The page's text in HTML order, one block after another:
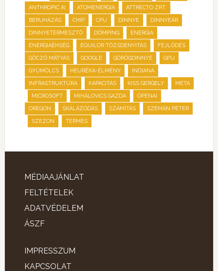
ANTHROPIC AI , ATOMENERGIA , ATTRECTO ZRT. ,
BERUHÁZÁS , CHIP , CPU , DINNYE , DINNYEÁR ,
DINNYETERMESZTŐ , DÖMPING , ENERGIA ,
ENERGIAÉHSÉG , EQUILOR TŐZSDENYITÁS , FEJLŐDÉS ,
GÖCZŐ MÁTYÁS , GOOGLE , GÖRÖGDINNYE , GPU ,
GYÜMÖLCS , HEURÉKA-ÉLMÉNY , INDIANA ,
INFRASTRUKTÚRA , KAPACITÁS , KISS GERGELY , META
, MICROSOFT , MIHÁLOVICS GAZDA , OPENAI ,
OREGON , SKÁLÁZÓDÁS , SZÁMÍTÁS , SZEMÁN PÉTER
, SZEZON , TERMÉS
MÉDIAAJÁNLAT
FELTÉTELEK
ADATVÉDELEM
ÁSZF
IMPRESSZUM
KAPCSOLAT